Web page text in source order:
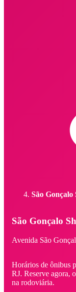
São
São Gonçalo
Avenida São
Horários de ônibus
RJ. Reserve agora,
na rodoviária.